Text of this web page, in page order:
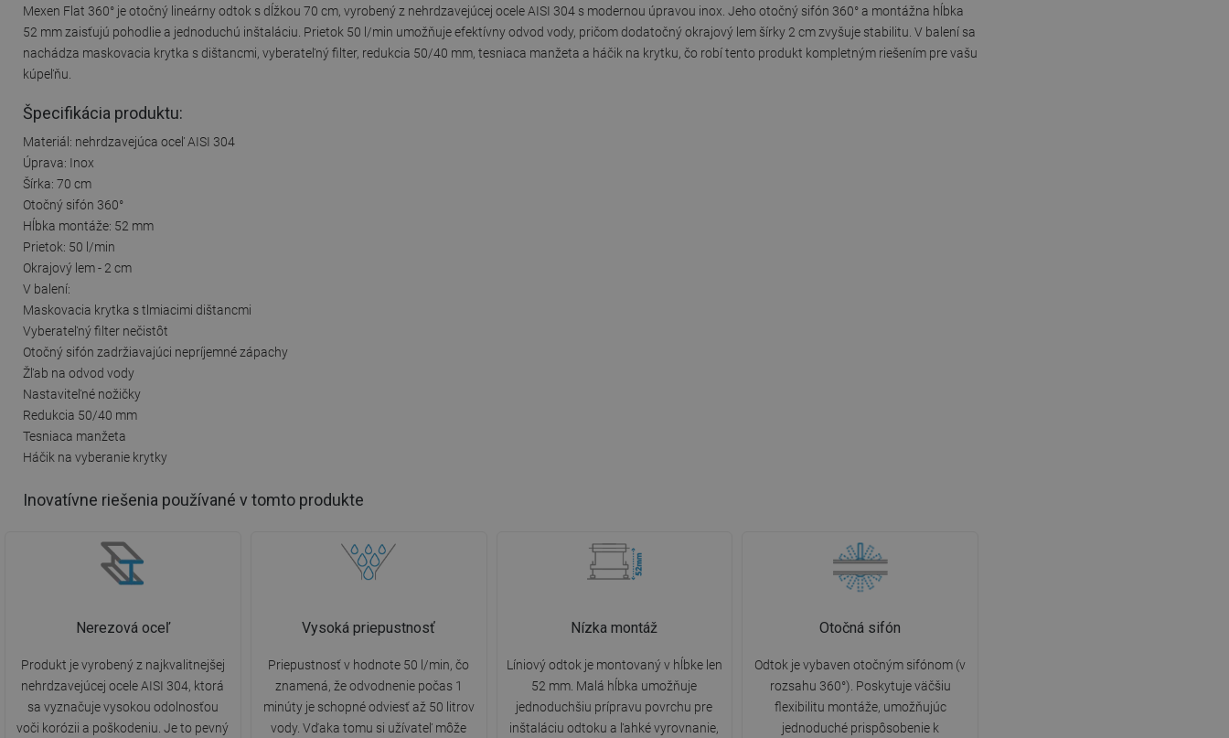
Mexen Flat 360° je otočný lineárny odtok s dĺžkou 70 cm, vyrobený z nehrdzavejúcej ocele AISI 304 s modernou úpravou inox. Jeho otočný sifón 360° a montážna hĺbka
52 mm zaisťujú pohodlie a jednoduchú inštaláciu. Prietok 50 l/min umožňuje efektívny odvod vody, pričom dodatočný okrajový lem šírky 2 cm zvyšuje stabilitu. V balení sa
nachádza maskovacia krytka s dištancmi, vyberateľný filter, redukcia 50/40 mm, tesniaca manžeta a háčik na krytku, čo robí tento produkt kompletným riešením pre vašu
kúpeľňu.
Špecifikácia produktu:
Materiál: nehrdzavejúca oceľ AISI 304
Úprava: Inox
Šírka: 70 cm
Otočný sifón 360°
Hĺbka montáže: 52 mm
Prietok: 50 l/min
Okrajový lem - 2 cm
V balení:
Maskovacia krytka s tlmiacimi dištancmi
Vyberateľný filter nečistôt
Otočný sifón zadržiavajúci nepríjemné zápachy
Žľab na odvod vody
Nastaviteľné nožičky
Redukcia 50/40 mm
Tesniaca manžeta
Háčik na vyberanie krytky
Inovatívne riešenia používané v tomto produkte
Nerezová oceľ
Produkt je vyrobený z najkvalitnejšej
nehrdzavejúcej ocele AISI 304, ktorá
sa vyznačuje vysokou odolnosťou
voči korózii a poškodeniu. Je to pevný
Vysoká priepustnosť
Priepustnosť v hodnote 50 l/min, čo
znamená, že odvodnenie počas 1
minúty je schopné odviesť až 50 litrov
vody. Vďaka tomu si užívateľ môže
Nízka montáž
Líniový odtok je montovaný v hĺbke len
52 mm. Malá hĺbka umožňuje
jednoduchšiu prípravu povrchu pre
inštaláciu odtoku a ľahké vyrovnanie,
Otočná sifón
Odtok je vybaven otočným sifónom (v
rozsahu 360°). Poskytuje väčšiu
flexibilitu montáže, umožňujúc
jednoduché prispôsobenie k